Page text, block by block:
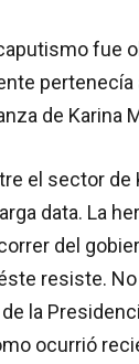
fue
pertenecía
de Karina
el sector de
data. La
del
resiste.
la
ocurrió